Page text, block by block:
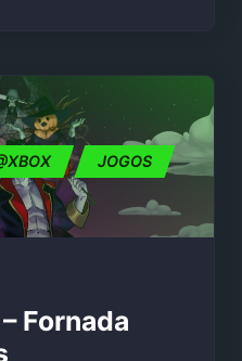
JOGOS
Fornada